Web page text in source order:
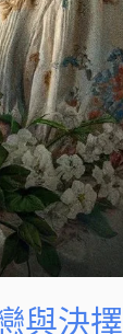
與決擇